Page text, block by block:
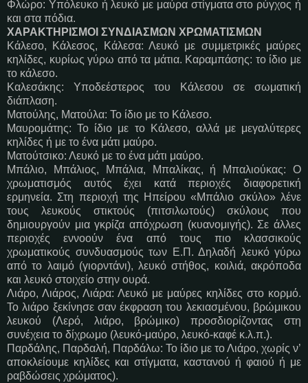
Φλώρο: Υπόλευκο ή λευκό με μαύρα στίγματα στο ρύγχος ή
και στα πόδια.
ΧΑΡΑΚΤΗΡΙΣΜΟΙ ΣΥΝΔΙΑΣΜΩΝ ΧΡΩΜΑΤΙΣΜΩΝ
Κάλεσο, Κάλεσος, Κάλεσα: Λευκό με συμμετρικές μαύρες
κηλίδες, κυρίως γύρω από τα μάτια. Καραμπάσης: το ίδιο με
το κάλεσο.
Καλεσάκης: Υποδεέστερος του Κάλεσου σε σωματική
διάπλαση.
Ματούλης, Ματούλα: Το ίδιο με το Κάλεσο.
Μαυρομάτης: Το ίδιο με το Κάλεσο, αλλά με μεγαλύτερες
κηλίδες ή με το ένα μάτι μαύρο.
Ματούτσικο: Λευκό με το ένα μάτι μαύρο.
Μπάλιο, Μπάλιος, Μπάλια, Μπαλίκας, ή Μπαλιούκας: Ο
χρωματισμός αυτός έχει κατά περιοχές διαφορετική
ερμηνεία. Στη περιοχή της Ηπείρου «Μπάλιο σκύλο» λένε
τους λευκούς στικτούς (πιτσιλωτούς) σκύλους που
δημιουργούν μια γκρίζα απόχρωση (κυανομιγής). Σε άλλες
περιοχές εννοούν ένα από τους πιο κλασσικούς
χρωματικούς συνδυασμούς των Ε.Π. Δηλαδή λευκό γύρω
από το λαιμό (γιορντάνι), λευκό στήθος, κοιλιά, ακρόποδα
και λευκό στοιχείο στην ουρά.
Λιάρο, Λιάρος, Λιάρα: Λευκό με μαύρες κηλίδες στο κορμό.
Το λιάρο ξεκίνησε σαν έκφραση του λεκιασμένου, βρώμικου
λευκού (Λερό, λιάρο, βρώμικο) προσδιορίζοντας στη
συνέχεια το δίχρωμο (λευκό-μαύρο, λευκό-καφέ κ.λ.π.).
Παρδάλης, Παρδαλή, Παρδάλω: Το ίδιο με το Λιάρο, χωρίς ν’
αποκλείουμε κηλίδες και στίγματα, καστανού ή φαιού ή με
ραβδώσεις χρώματος).